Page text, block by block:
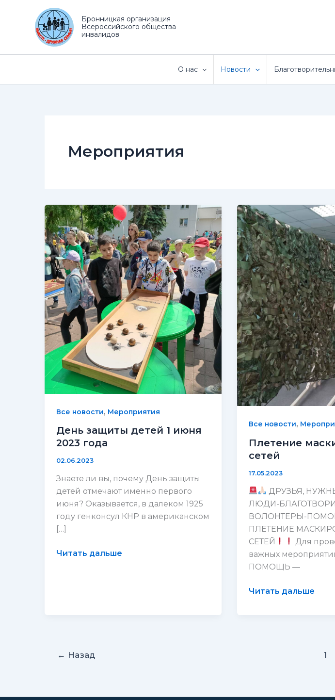
содержимому
Бронницкая организация
Всероссийского общества
инвалидов
О нас Новости
Мероприятия
Все новости, Мероприятия
День защиты детей 1 июня
2023 года
02.06.2023
Знаете ли вы, почему День защиты
детей отмечают именно первого
июня? Оказывается, в далеком 1925
году генконсул КНР в американском
[…]
День
Читать дальше
Все новости,
Плетение
сетей
17.05.2023
ДРУЗЬЯ,
ЛЮДИ-
ВОЛОНТЕРЫ-
ПЛЕТЕНИЕ
СЕТЕЙ
Для
важных
ПОМОЩЬ —
Плетение
Читать дальше
← Назад 1